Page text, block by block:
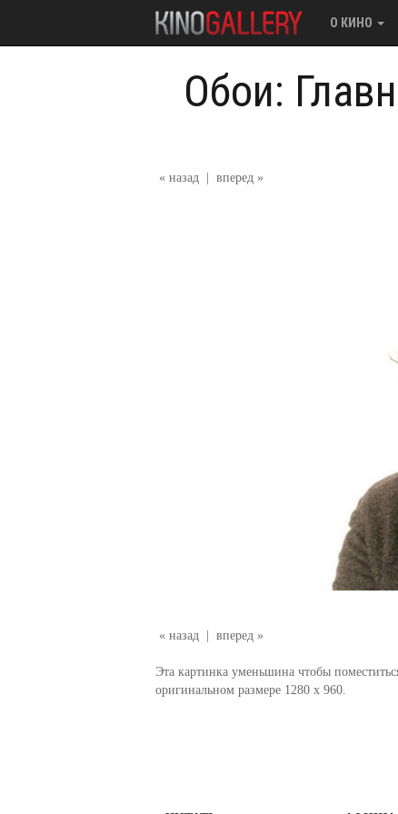
О КИНО
Обои:
« назад вперед »
« назад | вперед »
Эта картинка уменьшина чтобы
оригинальном размере 1280 x 960.